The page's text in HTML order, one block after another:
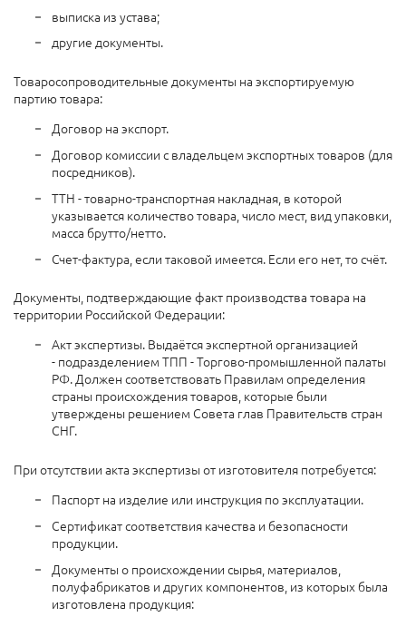
выписка из устава;
другие документы.
Товаросопроводительные документы на экспортируемую
партию товара:
Договор на экспорт.
Договор комиссии с владельцем экспортных товаров (для
посредников).
ТТН - товарно-транспортная накладная, в которой
указывается количество товара, число мест, вид упаковки,
масса брутто/нетто.
Счет-фактура, если таковой имеется. Если его нет, то счёт.
Документы, подтверждающие факт производства товара на
территории Российской Федерации:
Акт экспертизы. Выдаётся экспертной организацией
- подразделением ТПП - Торгово-промышленной палаты
РФ. Должен соответствовать Правилам определения
страны происхождения товаров, которые были
утверждены решением Совета глав Правительств стран
СНГ.
При отсутствии акта экспертизы от изготовителя потребуется:
Паспорт на изделие или инструкция по эксплуатации.
Сертификат соответствия качества и безопасности
продукции.
Документы о происхождении сырья, материалов,
полуфабрикатов и других компонентов, из которых была
изготовлена продукция: